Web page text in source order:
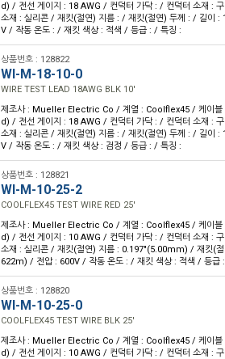
d) / 전선 게이지 : 18 AWG / 컨덕터 가닥 : / 컨덕터 소재 :
소재 : 실리콘 / 재킷(절연) 지름 : / 재킷(절연) 두께 : / 길이
V / 작동 온도 : / 재킷 색상 : 적색 / 등급 : / 특징 :
상품번호 : 128822
WI-M-18-10-0
WIRE TEST LEAD 18AWG BLK 10'
제조사 : Mueller Electric Co / 계열 : Coolflex45 / 케이블
d) / 전선 게이지 : 18 AWG / 컨덕터 가닥 : / 컨덕터 소재 :
소재 : 실리콘 / 재킷(절연) 지름 : / 재킷(절연) 두께 : / 길이
V / 작동 온도 : / 재킷 색상 : 검정 / 등급 : / 특징 :
상품번호 : 128821
WI-M-10-25-2
COOLFLEX45 TEST WIRE RED 25'
제조사 : Mueller Electric Co / 계열 : Coolflex45 / 케이블
d) / 전선 게이지 : 10 AWG / 컨덕터 가닥 : / 컨덕터 소재 :
소재 : 실리콘 / 재킷(절연) 지름 : 0.197"(5.00mm) / 재킷(
622m) / 전압 : 600V / 작동 온도 : / 재킷 색상 : 적색 / 등급
상품번호 : 128820
WI-M-10-25-0
COOLFLEX45 TEST WIRE BLK 25'
제조사 : Mueller Electric Co / 계열 : Coolflex45 / 케이블
d) / 전선 게이지 : 10 AWG / 컨덕터 가닥 : / 컨덕터 소재 :